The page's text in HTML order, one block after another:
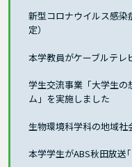
新型コロナウイルス感
定）
本学教員がケーブルテレ
学生交流事業「大学生の
ム」を実施しました
生物環境科学科の地域社
本学学生がABS秋田放送